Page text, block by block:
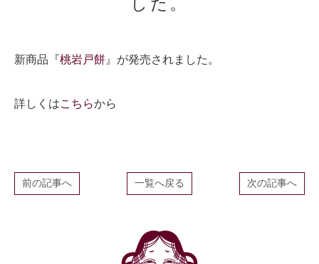
新商品『桃岩戸餅 』が発売されました。
詳しくはこちらから
前の記事へ 一覧へ戻る 次の記事へ